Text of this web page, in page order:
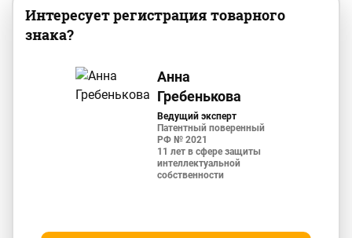
Интересует регистрация товарного
знака?
Анна
Гребенькова
Ведущий эксперт
Патентный поверенный
РФ № 2021
11 лет в сфере защиты
интеллектуальной
собственности